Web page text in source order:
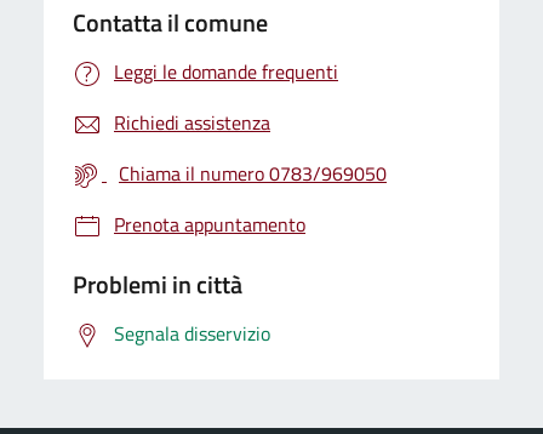
Contatta il comune
Leggi le domande frequenti
Richiedi assistenza
Chiama il numero 0783/969050
Prenota appuntamento
Problemi in città
Segnala disservizio